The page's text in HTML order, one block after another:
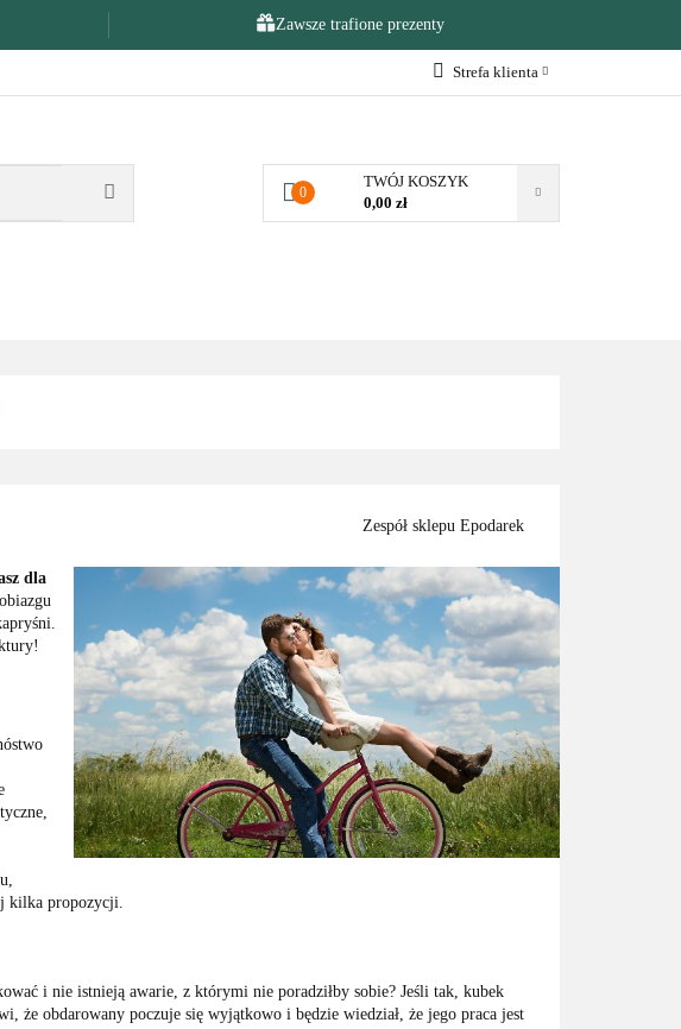
Zawsze trafione prezenty
Strefa klienta
Zarejestruj się
Dodaj zgłoszenie
0
TWÓJ KOSZYK
0,00 zł
Zespół sklepu Epodarek
dla
kilka propozycji.
i nie istnieją awarie, z którymi nie poradziłby sobie? Jeśli tak, kubek
że obdarowany poczuje się wyjątkowo i będzie wiedział, że jego praca jest